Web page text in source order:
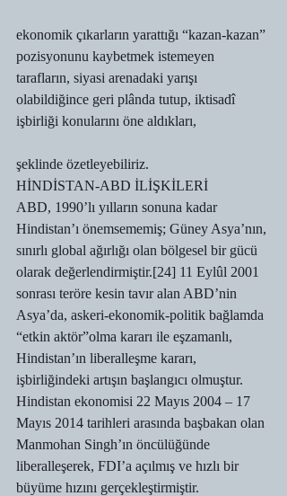
ekonomik çıkarların yarattığı “kazan-kazan”
pozisyonunu kaybetmek istemeyen
tarafların, siyasi arenadaki yarışı
olabildiğince geri plânda tutup, iktisadî
işbirliği konularını öne aldıkları,
şeklinde özetleyebiliriz.
HİNDİSTAN-ABD İLİŞKİLERİ
ABD, 1990’lı yılların sonuna kadar
Hindistan’ı önemsememiş; Güney Asya’nın,
sınırlı global ağırlığı olan bölgesel bir gücü
olarak değerlendirmiştir.[24] 11 Eylûl 2001
sonrası teröre kesin tavır alan ABD’nin
Asya’da, askeri-ekonomik-politik bağlamda
“etkin aktör”olma kararı ile eşzamanlı,
Hindistan’ın liberalleşme kararı,
işbirliğindeki artışın başlangıcı olmuştur.
Hindistan ekonomisi 22 Mayıs 2004 – 17
Mayıs 2014 tarihleri arasında başbakan olan
Manmohan Singh’ın öncülüğünde
liberalleşerek, FDI’a açılmış ve hızlı bir
büyüme hızını gerçekleştirmiştir.